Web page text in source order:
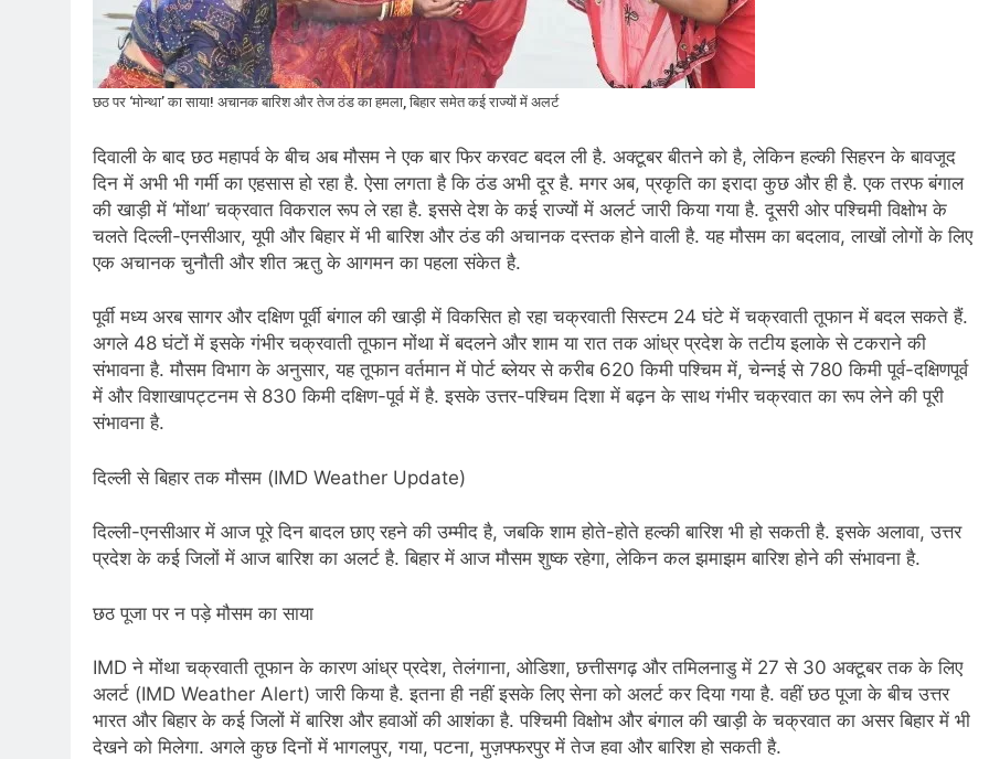
छठ पर ‘मोन्था’ का साया! अचानक बारिश और तेज ठंड का हमला, बिहार समेत कई राज्यों में अलर्ट
दिवाली के बाद छठ महापर्व के बीच अब मौसम ने एक बार फिर करवट बदल ली है. अक्टूबर बीतने को है, लेकिन हल्की सिहरन के बावजूद
दिन में अभी भी गर्मी का एहसास हो रहा है. ऐसा लगता है कि ठंड अभी दूर है. मगर अब, प्रकृति का इरादा कुछ और ही है. एक तरफ बंगाल
की खाड़ी में ‘मोंथा’ चक्रवात विकराल रूप ले रहा है. इससे देश के कई राज्यों में अलर्ट जारी किया गया है. दूसरी ओर पश्चिमी विक्षोभ के
चलते दिल्ली-एनसीआर, यूपी और बिहार में भी बारिश और ठंड की अचानक दस्तक होने वाली है. यह मौसम का बदलाव, लाखों लोगों के लिए
एक अचानक चुनौती और शीत ऋतु के आगमन का पहला संकेत है.
पूर्वी मध्य अरब सागर और दक्षिण पूर्वी बंगाल की खाड़ी में विकसित हो रहा चक्रवाती सिस्टम 24 घंटे में चक्रवाती तूफान में बदल सकते हैं.
अगले 48 घंटों में इसके गंभीर चक्रवाती तूफान मोंथा में बदलने और शाम या रात तक आंध्र प्रदेश के तटीय इलाके से टकराने की
संभावना है. मौसम विभाग के अनुसार, यह तूफान वर्तमान में पोर्ट ब्लेयर से करीब 620 किमी पश्चिम में, चेन्नई से 780 किमी पूर्व-दक्षिणपूर्व
में और विशाखापट्टनम से 830 किमी दक्षिण-पूर्व में है. इसके उत्तर-पश्चिम दिशा में बढ़न के साथ गंभीर चक्रवात का रूप लेने की पूरी
संभावना है.
दिल्ली से बिहार तक मौसम (IMD Weather Update)
दिल्ली-एनसीआर में आज पूरे दिन बादल छाए रहने की उम्मीद है, जबकि शाम होते-होते हल्की बारिश भी हो सकती है. इसके अलावा, उत्तर
प्रदेश के कई जिलों में आज बारिश का अलर्ट है. बिहार में आज मौसम शुष्क रहेगा, लेकिन कल झमाझम बारिश होने की संभावना है.
छठ पूजा पर न पड़े मौसम का साया
IMD ने मोंथा चक्रवाती तूफान के कारण आंध्र प्रदेश, तेलंगाना, ओडिशा, छत्तीसगढ़ और तमिलनाडु में 27 से 30 अक्टूबर तक के लिए
अलर्ट (IMD Weather Alert) जारी किया है. इतना ही नहीं इसके लिए सेना को अलर्ट कर दिया गया है. वहीं छठ पूजा के बीच उत्तर
भारत और बिहार के कई जिलों में बारिश और हवाओं की आशंका है. पश्चिमी विक्षोभ और बंगाल की खाड़ी के चक्रवात का असर बिहार में भी
देखने को मिलेगा. अगले कुछ दिनों में भागलपुर, गया, पटना, मुज़फ्फरपुर में तेज हवा और बारिश हो सकती है.